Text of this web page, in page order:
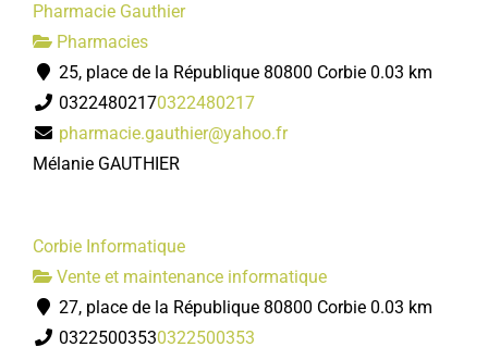
Pharmacie Gauthier
Pharmacies
25, place de la République 80800 Corbie 0.03 km
03224802170322480217
pharmacie.gauthier@yahoo.fr
Mélanie GAUTHIER
Corbie Informatique
Vente et maintenance informatique
27, place de la République 80800 Corbie 0.03 km
03225003530322500353